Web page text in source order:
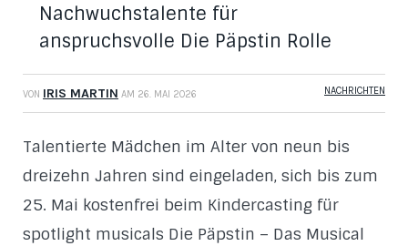
Nachwuchstalente für
anspruchsvolle Die Päpstin Rolle
VON IRIS MARTIN AM 26. MAI 2026 NACHRICHTEN
Talentierte Mädchen im Alter von neun bis
dreizehn Jahren sind eingeladen, sich bis zum
25. Mai kostenfrei beim Kindercasting für
spotlight musicals Die Päpstin – Das Musical